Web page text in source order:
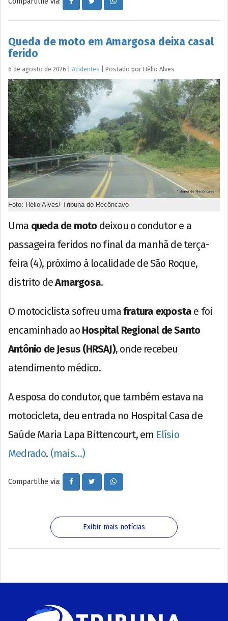
Queda de moto em Amargosa deixa casal
ferido
6 de agosto de 2026 Acidentes Postado por Hélio Alves
Foto: Hélio Alves/ Tribuna do Recôncavo
Uma queda de motodeixou o condutor e a
passageira feridos no final da manhã de terça-
feira (4), próximo à localidade de São Roque,
distrito deAmargosa.
O motociclista sofreu umafratura exposta e foi
encaminhado ao Hospital Regional de Santo
Antônio de Jesus (HRSAJ), onde recebeu
atendimento médico.
A esposa do condutor, que também estava na
motocicleta, deu entrada no Hospital Casa de
Saúde Maria Lapa Bittencourt, em Elísio
Medrado. (mais…)
Compartilhe via:
Exibir mais notícias